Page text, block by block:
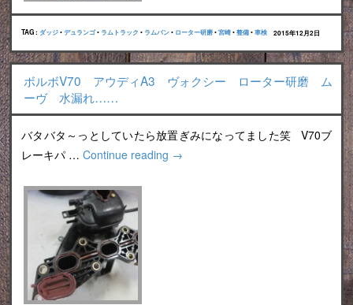
TAG : ダッジ•デュランゴ• ラムトラック • ラムバン• ローター研磨•宮崎•整備•車検 2015年12月2日
ボルボV70 アウディA3 ヴォクシー ローター研磨 ム
ーヴ 水漏れ……
バタバタ～っとしていたら放置ぎみになってました笑 V70ブ
レーキパ … Continue reading →